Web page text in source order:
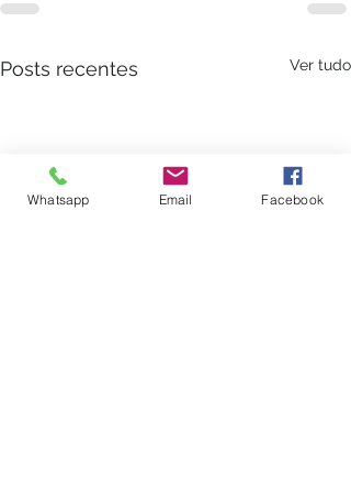
Posts recentes Ver tudo
Whatsapp Email Facebook